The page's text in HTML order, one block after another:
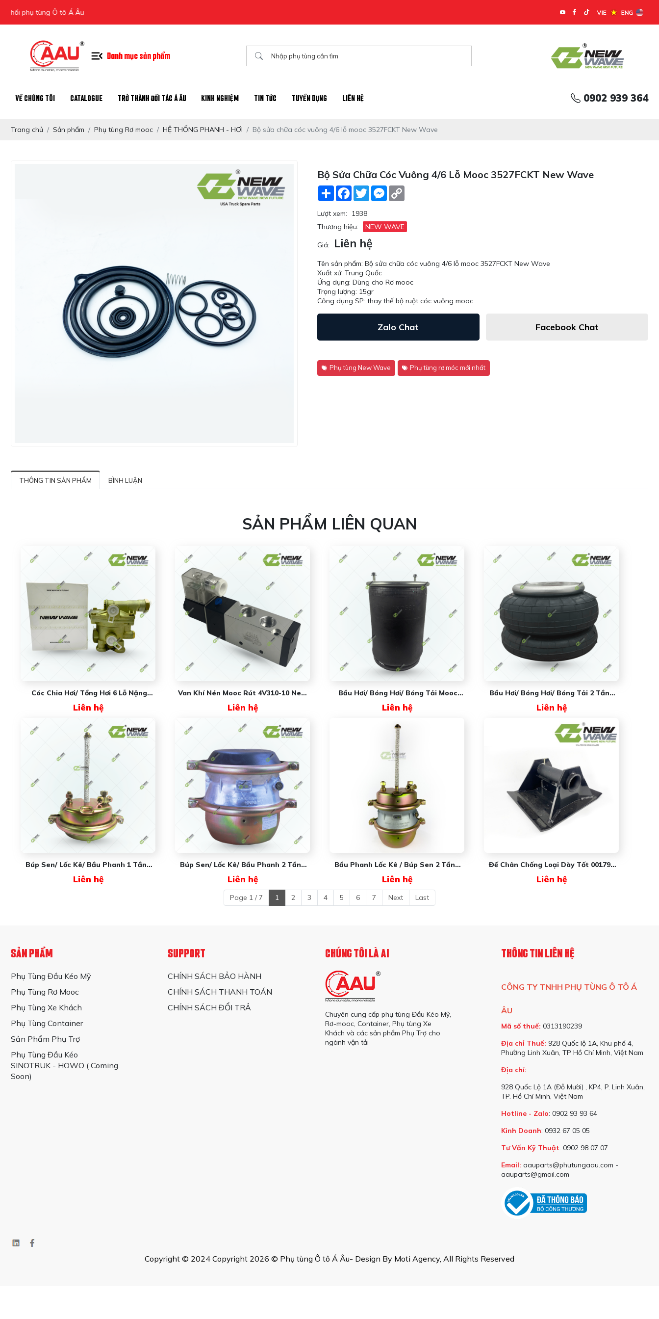
tùng Ô tô Á Âu
Danh mục sản phẩm
VỀ CHÚNG TÔI CATALOGUE TRỞ THÀNH ĐỐI TÁC Á ÂU KINH NGHIỆM TIN TỨC TUYỂN DỤNG LIÊN HỆ 0902 939 364
Trang chủ Sản phẩm Phụ tùng Rơ mooc HỆ THỐNG PHANH - HƠI Bộ sửa chữa cóc vuông 4/6 lỗ mooc 3527FCKT New Wave
Bộ Sửa Chữa Cóc Vuông 4/6 Lỗ Mooc 3527FCKT New Wave
Share Facebook
TwitterMessenger
Lượt xem:
1938
Thương hiệu:
NEW WAVE
Giá: Liên hệ
Tên sản phẩm: Bộ sửa chữa cóc vuông 4/6 lỗ mooc 3527FCKT New Wave
Xuất xứ: Trung Quốc
Ứng dụng: Dùng cho Rơ mooc
Trọng lượng: 15gr
Công dụng SP: thay thế bộ ruột cóc vuông mooc
Zalo Chat Facebook Chat
Phụ tùng New Wave Phụ tùng rơ móc mới nhất
THÔNG TIN SẢN PHẨM BÌNH LUẬN
SẢN PHẨM LIÊN QUAN
Cóc Chia Hơi/ Tổng Hơi 6 Lỗ Nặng
Liên hệ
Van Khí Nén Mooc Rút 4V310-10 New
Liên hệ
Bầu Hơi/ Bóng Hơi/ Bóng Tải Mooc
Wave
Liên hệ
Bầu Hơi/ Bóng Hơi/ Bóng Tải 2 Tầng
Liên hệ
Búp Sen/ Lốc Kê/ Bầu Phanh 1 Tầng
Liên hệ
Búp Sen/ Lốc Kê/ Bầu Phanh 2 Tầng
(cảo Nhôm)
Liên hệ
Bầu Phanh Lốc Kê / Búp Sen 2 Tầng
Wave
Liên hệ
Đế Chân Chống Loại Dày Tốt 001794
Liên hệ
Page 1 / 7 1 2 3 4 5 6 7 Next Last
SẢN PHẨM
Phụ Tùng Đầu Kéo Mỹ
Phụ Tùng Rơ Mooc
Phụ Tùng Xe Khách
Phụ Tùng Container
Sản Phẩm Phụ Trợ
Phụ Tùng Đầu Kéo
SINOTRUK - HOWO ( Coming
Soon)
SUPPORT
CHÍNH SÁCH BẢO HÀNH
CHÍNH SÁCH THANH TOÁN
CHÍNH SÁCH ĐỔI TRẢ
CHÚNG TÔI LÀ AI
Chuyên cung cấp phụ tùng Đầu Kéo Mỹ,
Rơ-mooc, Container, Phụ tùng Xe
Khách và các sản phẩm Phụ Trợ cho
ngành vận tải
THÔNG TIN LIÊN HỆ
CÔNG TY TNHH PHỤ TÙNG Ô TÔ Á
ÂU
Mã số thuế: 0313190239
Địa chỉ Thuế: 928 Quốc lộ 1A, Khu phố 4,
Phường Linh Xuân, TP Hồ Chí Minh, Việt Nam
Địa chỉ:
928 Quốc Lộ 1A (Đỗ Mười) , KP4, P. Linh Xuân,
TP. Hồ Chí Minh, Việt Nam
Hotline - Zalo: 0902 93 93 64
Kinh Doanh: 0932 67 05 05
Tư Vấn Kỹ Thuật: 0902 98 07 07
Email: aauparts@phutungaau.com -
aauparts@gmail.com
Copyright © 2024 Copyright 2026 © Phụ tùng Ô tô Á Âu- Design By Moti Agency, All Rights Reserved